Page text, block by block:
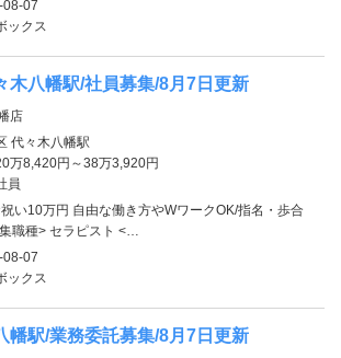
07
ックス
木八幡駅/社員募集/8月7日更新
店
代々木八幡駅
万8,420円～38万3,920円
員
祝い10万円 自由な働き方やWワークOK/指名・歩合
職種> セラピスト <…
07
ックス
幡駅/業務委託募集/8月7日更新